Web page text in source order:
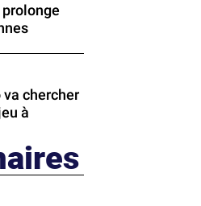
chercher
à